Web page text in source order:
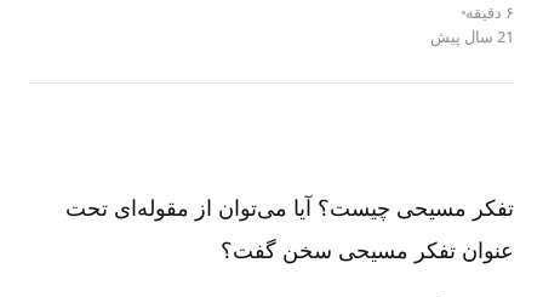
۶ دقیقه
21 سال پیش
تفکر مسیحی چیست‌؟ آیا می‌توان از مقوله‌ای تحت
عنوان تفکر مسیحی سخن گفت‌؟